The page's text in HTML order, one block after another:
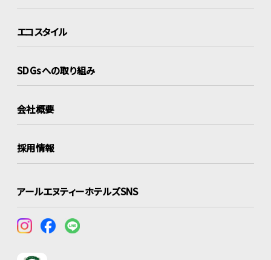
エコスタイル
SDGsへの取り組み
会社概要
採用情報
アールエヌティーホテルズSNS